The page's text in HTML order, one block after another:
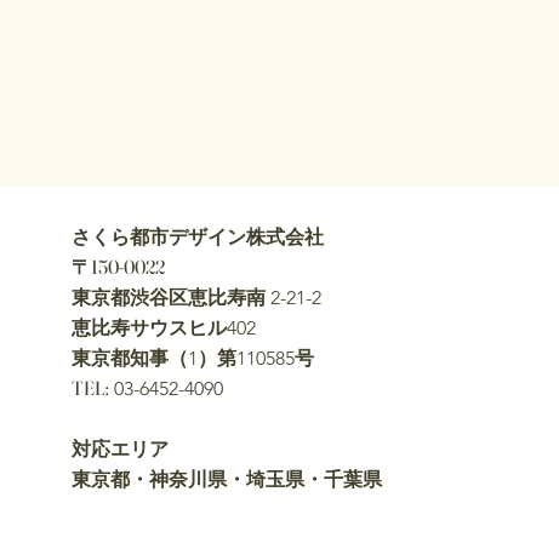
さくら都市デザイン株式会社
〒150-0022
東京都渋谷区恵比寿南 2-21-2
恵比寿サウスヒル402
東京都知事（1 ）第110585号
TEL: 03-6452-4090
​対応エリア
東京都・神奈川県・埼玉県・千葉県